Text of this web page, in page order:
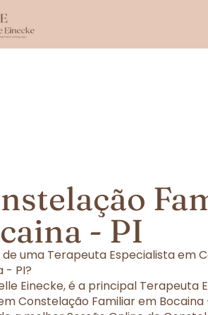
- PI
de uma Terapeuta Especialista em
- PI?
Einecke, é a principal Terapeuta
Constelação Familiar em